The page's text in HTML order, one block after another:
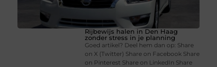
Rijbewijs halen in Den Haag
zonder stress in je planning
Goed artikel? Deel hem dan op: Share
on X (Twitter) Share on Facebook Share
on Pinterest Share on LinkedIn Share